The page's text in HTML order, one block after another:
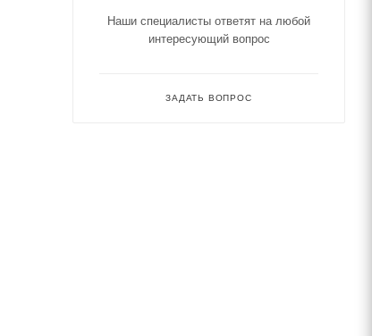
Наши специалисты ответят на любой
интересующий вопрос
ЗАДАТЬ ВОПРОС